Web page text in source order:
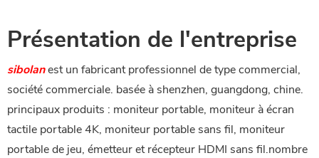
Présentation de l'entreprise
sibolanest un fabricant professionnel de type commercial,
société commerciale. basée à shenzhen, guangdong, chine.
principaux produits : moniteur portable, moniteur à écran
tactile portable 4K, moniteur portable sans fil, moniteur
portable de jeu, émetteur et récepteur HDMI sans fil.nombre